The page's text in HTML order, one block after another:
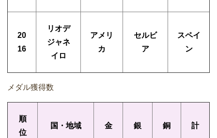
20
16
リオデ
ジャネ
イロ
アメリ
カ
セルビ
ア
スペイ
ン
メダル獲得数
順
位
国・地域 金 銀 銅 計